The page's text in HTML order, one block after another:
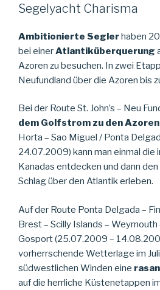
Segelyacht Charisma
Ambitionierte Seglerhaben
bei einerAtlantiküberquerung
Azoren zu besuchen. In zwei
Neufundland über die Azoren bis
Bei der Route St. John’s – Neu
dem Golfstrom zu den Azoren
Horta – Sao Miguel / Ponta
24.07.2009) kann man einmal die
Kanadas entdecken und dann
Schlag über den Atlantik erleben.
Auf der Route Ponta Delgada –
Brest – Scilly Islands –
Gosport (25.07.2009 –
vorherrschende Wetterlage im
südwestlichen Winden eine
auf die herrliche Küstenetappen